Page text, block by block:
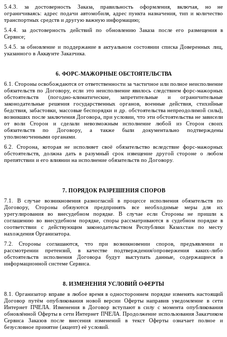
5.4.3. за достоверность Заказа, правильность оформления, включая, но не
ограничиваясь: адрес подачи автомобиля, адрес пункта назначения, тип и количество
транспортных средств и другую важную информацию;
5.4.4. за достоверность действий по обновлению Заказа после его размещения в
Сервисе;
5.4.5. за обновление и поддержание в актуальном состоянии списка Доверенных лиц,
указанного в Аккаунте Заказчика.
6. ФОРС-МАЖОРНЫЕ ОБСТОЯТЕЛЬСТВА
6.1. Стороны освобождаются от ответственности за частичное или полное неисполнение
обязательств по Договору, если это неисполнение явилось следствием форс-мажорных
обстоятельств (погодно-климатические, запретительные и ограничительные
законодательные решения государственных органов, военные действия, стихийные
бедствия, забастовки, массовые беспорядки и др. обстоятельства непреодолимой силы),
возникших после заключения Договора, при условии, что эти обстоятельства не зависели
от воли Сторон и сделали невозможным исполнение любой из Сторон своих
обязательств по Договору, а также были документально подтверждены
уполномоченными органами.
6.2. Сторона, которая не исполняет своё обязательство вследствие форс-мажорных
обстоятельств, должна дать в разумный срок извещение другой стороне о любом
препятствии и его влиянии на исполнение обязательств по Договору.
7. ПОРЯДОК РАЗРЕШЕНИЯ СПОРОВ
7.1. В случае возникновения разногласий в процессе исполнения обязательств по
Договору, Стороны обязуются предпринять все необходимые меры для их
урегулирования во внесудебном порядке. В случае если Стороны не пришли к
соглашению во внесудебном порядке, споры рассматриваются в судебном порядке в
соответствии с действующим законодательством Республики Казахстан по месту
нахождения Организатора.
7.2. Стороны соглашаются, что при возникновении споров, предъявлении и
рассмотрении претензий, в качестве подтверждения/опровержения каких-либо
обстоятельств исполнения Договора будут выступать данные, содержащиеся в
информационной системе Сервиса.
8. ИЗМЕНЕНИЯ УСЛОВИЙ ОФЕРТЫ
8.1. Организатор вправе в любое время в одностороннем порядке изменять настоящий
Договор путём опубликования новой версии Оферты направив уведомление в сети
Интернет ПЧЕЛА . Изменения в Договор вступают в силу с момента опубликования
обновлённой Оферты в сети Интернет ПЧЕЛА . Продолжение использования Заказчиком
Сервиса Заказов после внесения изменений в текст Оферты означает полное и
безусловное принятие (акцепт) её условий.